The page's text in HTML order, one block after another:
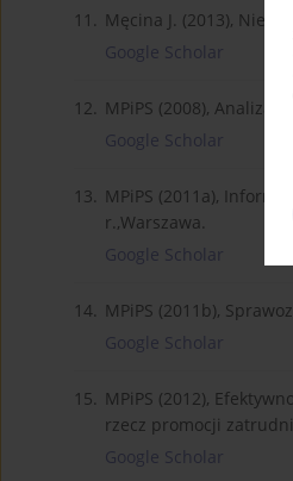
11. Męcina J. (2013),
Google Scholar
12. MPiPS (2008), Analiza
Google Scholar
13. MPiPS (2011a),
r.,Warszawa.
Google Scholar
14. MPiPS (2011b),
Google Scholar
15. MPiPS (2012),
rzecz promocji
Google Scholar